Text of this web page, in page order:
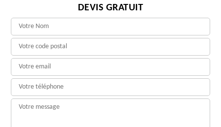
DEVIS GRATUIT